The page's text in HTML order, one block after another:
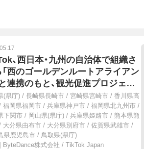
、西日本・九州の自治体で組織さ
西のゴールデンルートアライアン
連携のもと、観光促進プロジェク
スタート。同アライアンスに参加す
自治体の魅力をショートムービー
信
(県庁) / 長崎県長崎市 / 宮崎県宮崎市 / 香川県高
福岡県福岡市 / 兵庫県神戸市 / 福岡県北九州市 /
下関市 / 岡山県(県庁) / 兵庫県姫路市 / 熊本県熊
大分県由布市 / 大分県別府市 / 佐賀県武雄市 /
県鹿児島市 / 鳥取県(県庁)
ByteDance株式会社 / TikTok Japan